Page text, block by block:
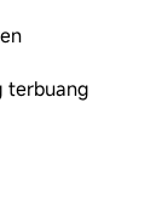
terbuang